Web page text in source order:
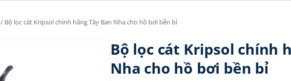
/ Bộ lọc cát Kripsol chính hãng Tây Ban Nha cho hồ bơi bền bỉ
Bộ lọc cát Kripsol chính
Nha cho hồ bơi bền bỉ